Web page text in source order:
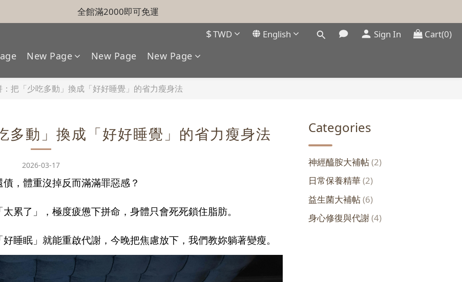
全館滿2000即可免運
$TWD English Sign In Cart(0)
New Page New Page New Page
把「少吃多動」換成「好好睡覺」的省力瘦身法
多動」換成「好好睡覺」的省力瘦身法
2026-03-17
，體重沒掉反而滿滿罪惡感？
累了」，極度疲憊下拼命，身體只會死死鎖住脂肪。
睡眠」就能重啟代謝，今晚把焦慮放下，我們教妳躺著變瘦。
Categories
神經醯胺大補帖(2)
日常保養精華(2)
益生菌大補帖(6)
身心修復與代謝(4)